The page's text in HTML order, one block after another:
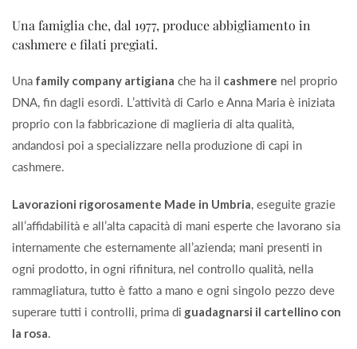
Una famiglia che, dal 1977, produce abbigliamento in
cashmere e filati pregiati.
Una family company artigiana che ha il cashmere nel proprio
DNA, fin dagli esordi. L’attività di Carlo e Anna Maria è iniziata
proprio con la fabbricazione di maglieria di alta qualità,
andandosi poi a specializzare nella produzione di capi in
cashmere.
Lavorazioni rigorosamente Made in Umbria, eseguite grazie
all’affidabilità e all’alta capacità di mani esperte che lavorano sia
internamente che esternamente all’azienda; mani presenti in
ogni prodotto, in ogni rifinitura, nel controllo qualità, nella
rammagliatura, tutto è fatto a mano e ogni singolo pezzo deve
superare tutti i controlli, prima di guadagnarsi il cartellino con
la rosa.